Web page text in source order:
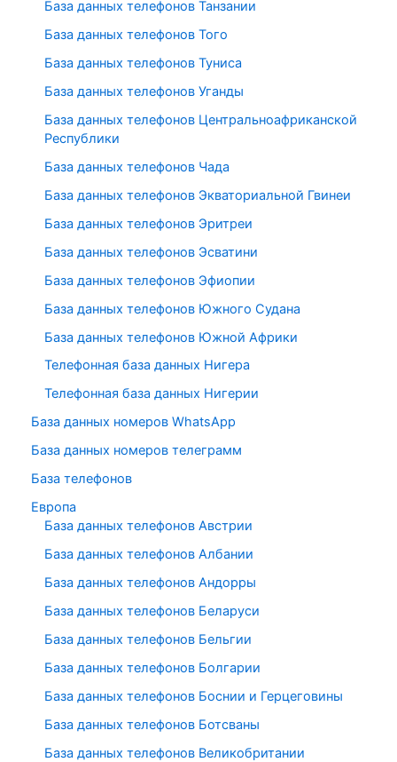
База данных телефонов Танзании
База данных телефонов Того
База данных телефонов Туниса
База данных телефонов Уганды
База данных телефонов Центральноафриканской
Республики
База данных телефонов Чада
База данных телефонов Экваториальной Гвинеи
База данных телефонов Эритреи
База данных телефонов Эсватини
База данных телефонов Эфиопии
База данных телефонов Южного Судана
База данных телефонов Южной Африки
Телефонная база данных Нигера
Телефонная база данных Нигерии
База данных номеров WhatsApp
База данных номеров телеграмм
База телефонов
Европа
База данных телефонов Австрии
База данных телефонов Албании
База данных телефонов Андорры
База данных телефонов Беларуси
База данных телефонов Бельгии
База данных телефонов Болгарии
База данных телефонов Боснии и Герцеговины
База данных телефонов Ботсваны
База данных телефонов Великобритании